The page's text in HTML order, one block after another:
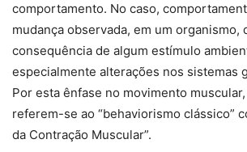
comportamento. No caso,
mudança observada, em um organismo,
consequência de algum estímulo
especialmente alterações nos sistemas
Por esta ênfase no movimento
referem-se ao “behaviorismo clássico”
da Contração Muscular”.